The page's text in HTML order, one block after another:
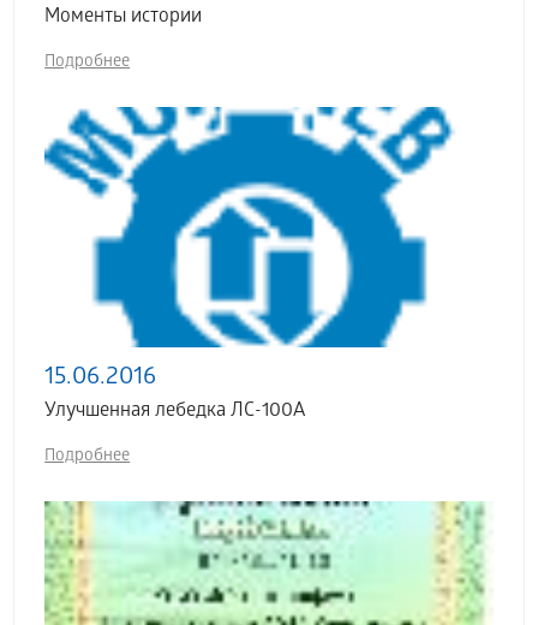
Моменты истории
Подробнее
15.06.2016
Улучшенная лебедка ЛС-100А
Подробнее